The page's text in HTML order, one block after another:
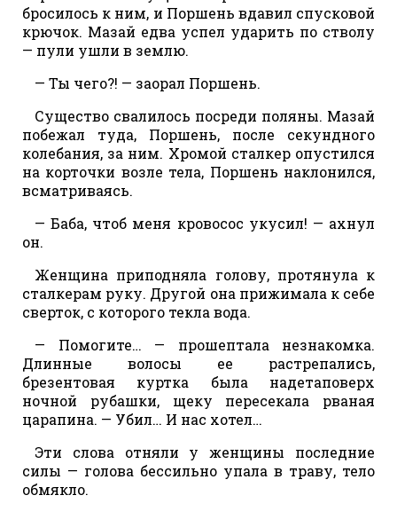
бросилось к ним, и Поршень вдавил спусковой
крючок. Мазай едва успел ударить по стволу
— пули ушли в землю.
— Ты чего?! — заорал Поршень.
Существо свалилось посреди поляны. Мазай
побежал туда, Поршень, после секундного
колебания, за ним. Хромой сталкер опустился
на корточки возле тела, Поршень наклонился,
всматриваясь.
— Баба, чтоб меня кровосос укусил! — ахнул
он.
Женщина приподняла голову, протянула к
сталкерам руку. Другой она прижимала к себе
сверток, с которого текла вода.
— Помогите… — прошептала незнакомка.
Длинные волосы ее растрепались,
брезентовая куртка была надетаповерх
ночной рубашки, щеку пересекала рваная
царапина. — Убил… И нас хотел…
Эти слова отняли у женщины последние
силы — голова бессильно упала в траву, тело
обмякло.